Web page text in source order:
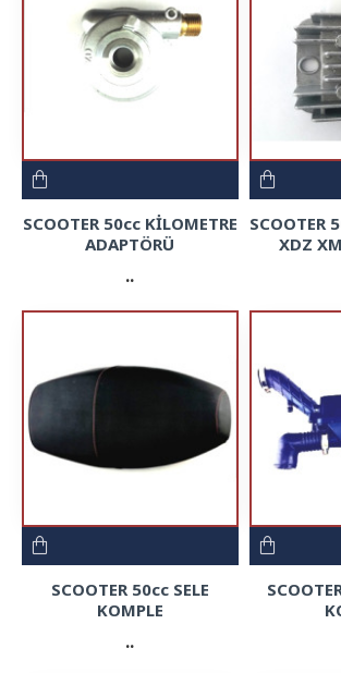
SCOOTER 50cc KİLOMETRE
ADAPTÖRÜ
..
SCOOTER
XDZ
SCOOTER 50cc SELE
KOMPLE
..